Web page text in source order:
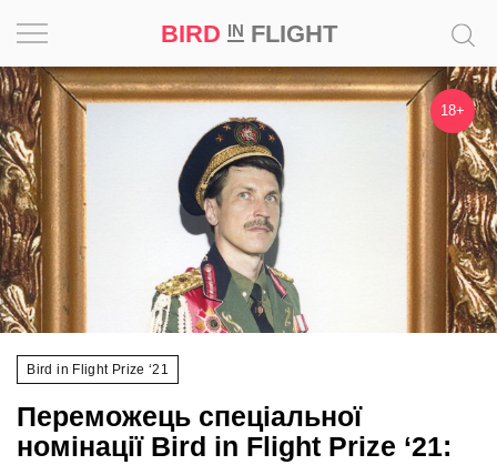
BIRD INFLIGHT
18+
Bird in Flight Prize ‘21
Переможець спеціальної
номінації Bird in Flight Prize ‘21: